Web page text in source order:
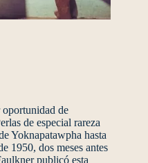
oportunidad de
de especial rareza
Yoknapatawpha hasta
1950, dos meses antes
publicó esta